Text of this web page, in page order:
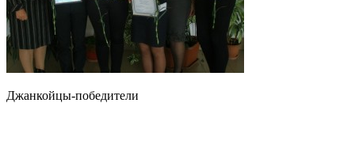
Джанкойцы-победители